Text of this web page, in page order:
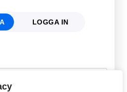
LOGGA IN